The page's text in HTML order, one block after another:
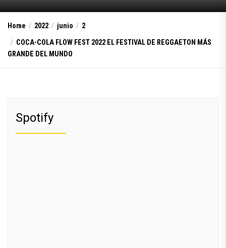
Home 2022 junio
2
COCA-COLA FLOW FEST 2022 EL FESTIVAL DE REGGAETON MÁS
GRANDE DEL MUNDO
Spotify